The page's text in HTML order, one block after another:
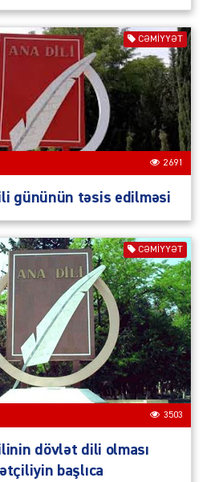
CƏMIYYƏT
2691
gününün təsis edilməsi
CƏMIYYƏT
3503
dövlət dili olması
başlıca